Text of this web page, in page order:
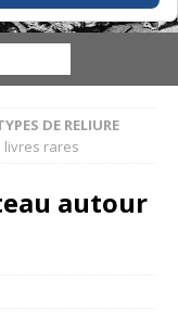
DE RELIURE
livres rares
autour